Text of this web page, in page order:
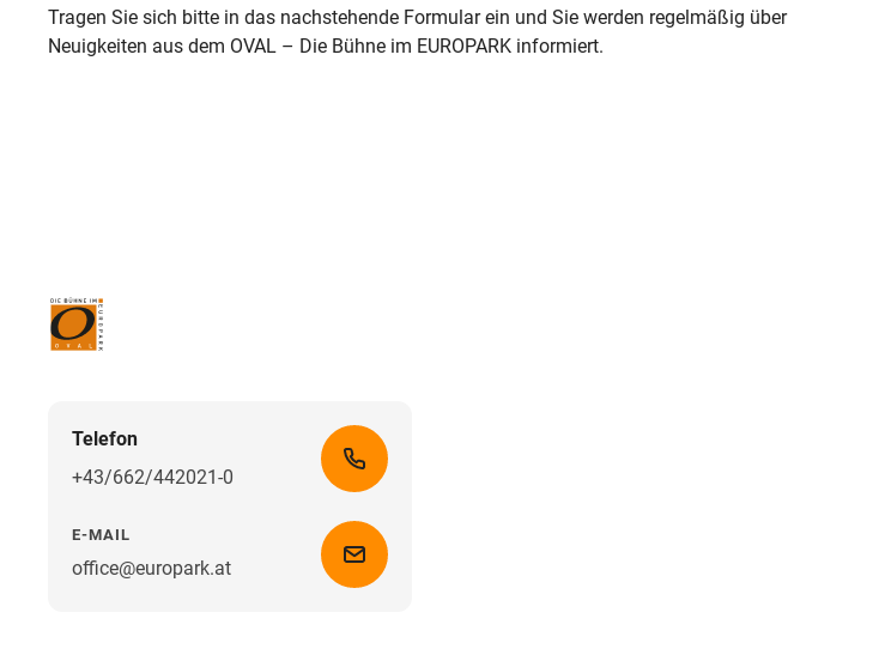
Tragen Sie sich bitte in das nachstehende Formular ein und Sie werden regelmäßig über
Neuigkeiten aus dem OVAL – Die Bühne im EUROPARK informiert.
Telefon
+43/662/442021-0
E-MAIL
office@europark.at